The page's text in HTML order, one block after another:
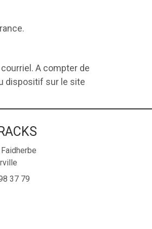
A compter de
dispositif sur le site
37 79